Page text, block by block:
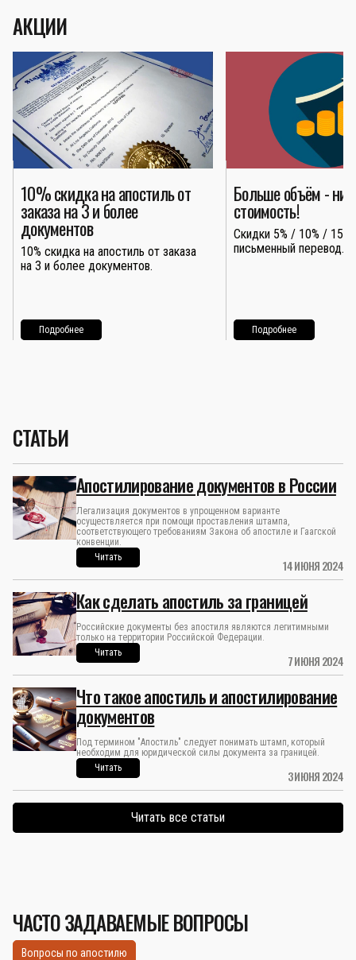
АКЦИИ
10% скидка на апостиль от
заказа на 3 и более
документов
10% скидка на апостиль от заказа
на 3 и более документов.
Подробнее
Больше объём -
стоимость!
Скидки 5% / 10% / 15%
письменный перевод.
Подробнее
СТАТЬИ
14 ИЮНЯ 2024
Апостилирование документов в России
Легализация документов в упрощенном варианте
осуществляется при помощи проставления штампа,
соответствующего требованиям Закона об апостиле и Гаагской
конвенции.
Читать
7 ИЮНЯ 2024
Как сделать апостиль за границей
Российские документы без апостиля являются легитимными
только на территории Российской Федерации.
Читать
3 ИЮНЯ 2024
Что такое апостиль и апостилирование
документов
Под термином "Апостиль" следует понимать штамп, который
необходим для юридической силы документа за границей.
Читать
Читать все статьи
ЧАСТО ЗАДАВАЕМЫЕ ВОПРОСЫ
Вопросы по апостилю